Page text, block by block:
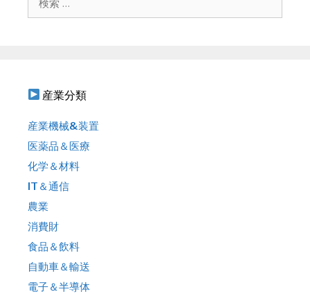
産業分類
産業機械&装置
医薬品＆医療
化学＆材料
IT＆通信
農業
消費財
食品＆飲料
自動車＆輸送
電子＆半導体